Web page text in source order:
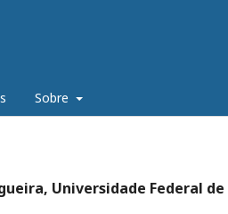
Sobre
Universidade Federal